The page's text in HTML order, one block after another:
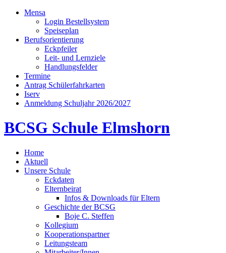
Mensa
Login Bestellsystem
Speiseplan
Berufsorientierung
Eckpfeiler
Leit- und Lernziele
Handlungsfelder
Termine
Antrag Schülerfahrkarten
Iserv
Anmeldung Schuljahr 2026/2027
BCSG Schule Elmshorn
Home
Aktuell
Unsere Schule
Eckdaten
Elternbeirat
Infos & Downloads für Eltern
Geschichte der BCSG
Boje C. Steffen
Kollegium
Kooperationspartner
Leitungsteam